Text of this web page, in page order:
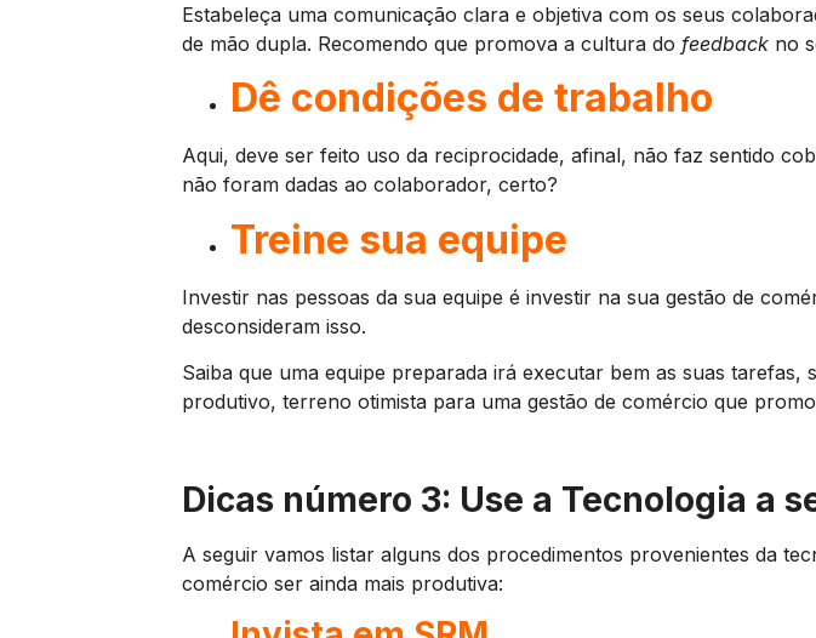
Estabeleça uma comunicação clara e objetiva com os seus
de mão dupla. Recomendo que promova a cultura do feedback no
Dê condições de trabalho
Aqui, deve ser feito uso da reciprocidade, afinal, não faz sentido
não foram dadas ao colaborador, certo?
Treine sua equipe
Investir nas pessoas da sua equipe é investir na sua gestão de
desconsideram isso.
Saiba que uma equipe preparada irá executar bem as suas
produtivo, terreno otimista para uma gestão de comércio que
Dicas número 3: Use a Tecnologia a
A seguir vamos listar alguns dos procedimentos provenientes da
comércio ser ainda mais produtiva: